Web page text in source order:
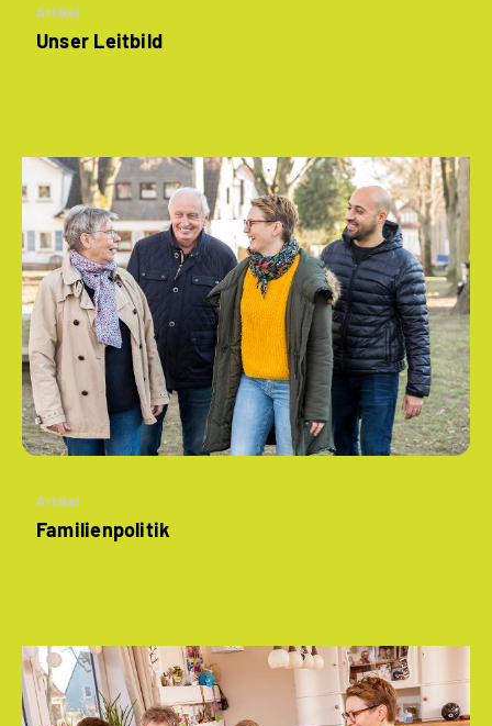
Artikel
Unser Leitbild
Artikel
Familienpolitik